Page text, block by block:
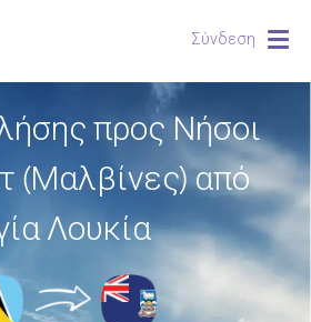
Σύνδεση
προς Νήσοι
(Μαλβίνες) από
Λουκία